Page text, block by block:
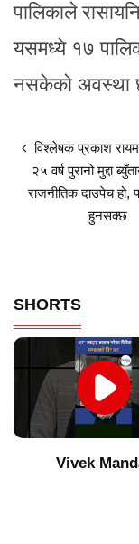
पालिकाले
यसमध्ये १७
नसकेको अवस्था
विश्लेषक प्रकाश
२५ वर्ष पुरानो मुद्दा
राजनीतिक दाउपेच हो,
हुनसक्छ
SHORTS
Vivek